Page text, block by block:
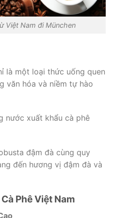
Việt Nam đi München
là một loại thức uống quen
văn hóa và niềm tự hào
nước xuất khẩu cà phê
đậm đà cùng quy
đến hương vị đậm đà và
Phê Việt Nam